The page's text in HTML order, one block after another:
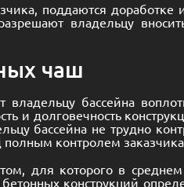
поддаются доработке
владельцу
чаш
владельцу бассейна
и долговечность
бассейна не трудно
полным контролем
для которого в
конструкций